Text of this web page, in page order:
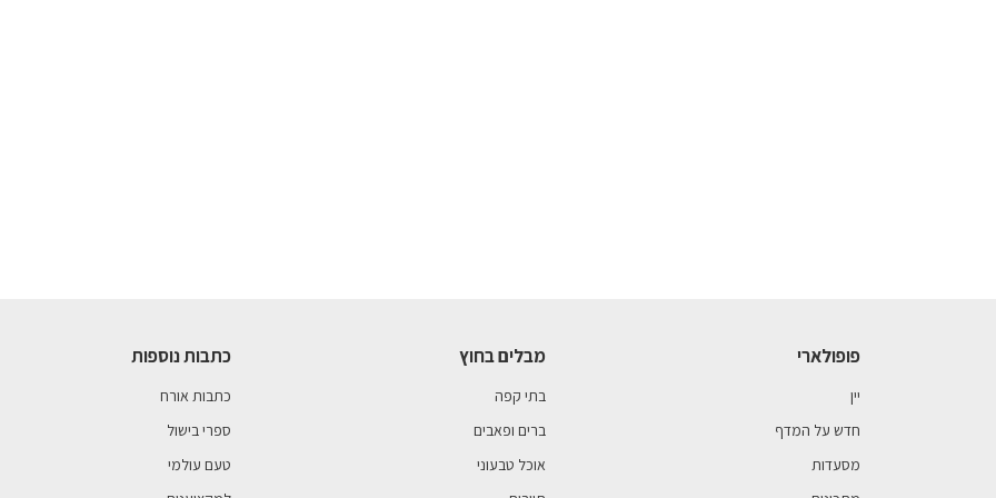
פופולארי
יין
חדש על המדף
מסעדות
מבלים בחוץ
בתי קפה
ברים ופאבים
אוכל טבעוני
כתבות נוספות
כתבות אורח
ספרי בישול
טעם עולמי